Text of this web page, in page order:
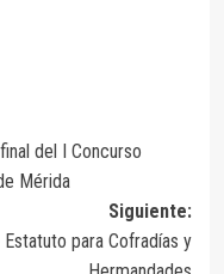
del I Concurso
Mérida
Siguiente:
para Cofradías y